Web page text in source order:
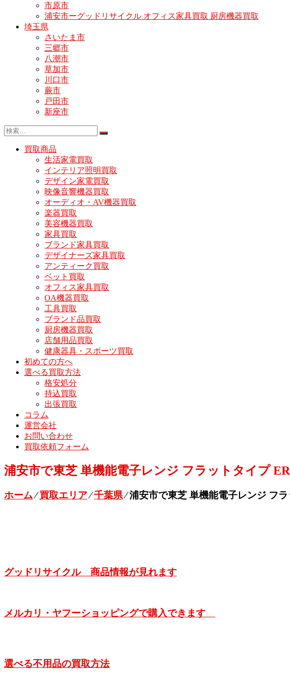
市原市
浦安市ーグッドリサイクル オフィス家具買取 厨房機器買取
埼玉県
さいたま市
三郷市
八潮市
草加市
川口市
蕨市
戸田市
新座市
買取商品
生活家電買取
インテリア照明買取
デザイン家電買取
映像音響機器買取
オーディオ・AV機器買取
楽器買取
美容機器買取
家具買取
ブランド家具買取
デザイナーズ家具買取
アンティーク買取
ベット買取
オフィス家具買取
OA機器買取
工具買取
ブランド品買取
厨房機器買取
店舗用品買取
健康器具・スポーツ買取
初めての方へ
選べる買取方法
格安処分
持込買取
出張買取
コラム
運営会社
お問い合わせ
買取依頼フォーム
浦安市で東芝 単機能電子レンジ フラットタイプ
ホーム⁄買取エリア⁄千葉県⁄浦安市で東芝 単機能電子レンジ フ
グッドリサイクル 商品情報が見れます
メルカリ・ヤフーショッピングで購入できます
選べる不用品の買取方法